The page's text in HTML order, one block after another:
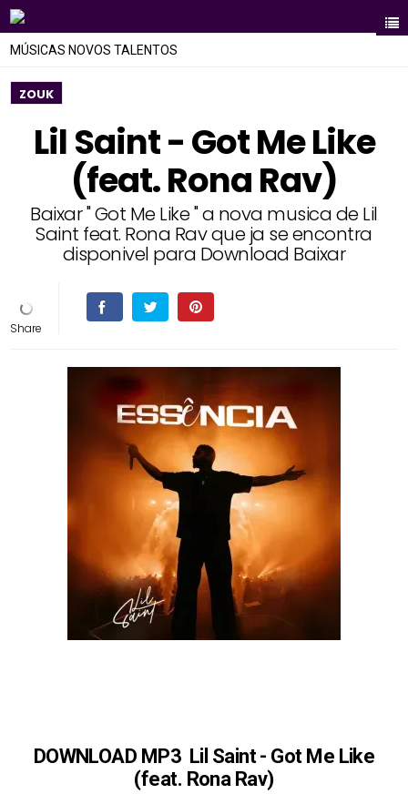
MÚSICAS NOVOS TALENTOS
ZOUK
Lil Saint - Got Me Like
(feat. Rona Rav)
Baixar " Got Me Like " a nova musica de Lil
Saint feat. Rona Rav que ja se encontra
disponivel para Download Baixar
DOWNLOAD MP3 Lil Saint - Got Me Like
(feat. Rona Rav)